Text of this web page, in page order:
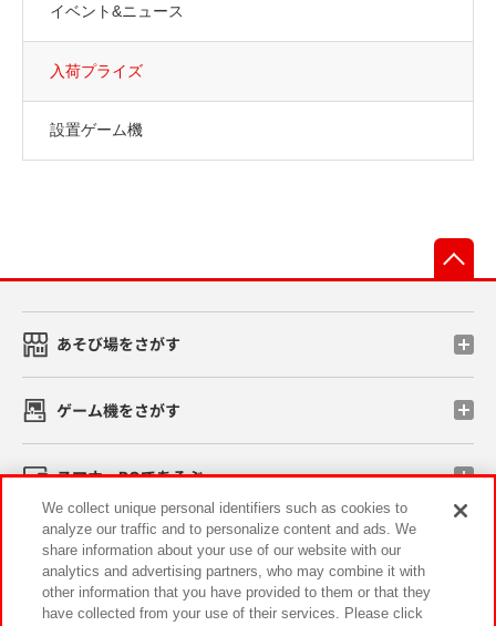
イベント&ニュース
入荷プライズ
設置ゲーム機
あそび場をさがす
ゲーム機をさがす
スマホ・PCであそぶ
イベント・キャンペーン
We collect unique personal identifiers such as cookies to
analyze our traffic and to personalize content and ads. We
share information about your use of our website with our
analytics and advertising partners, who may combine it with
other information that you have provided to them or that they
have collected from your use of their services. Please click